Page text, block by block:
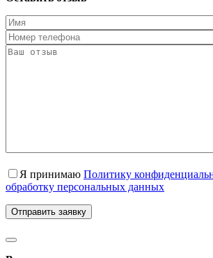
Я принимаю Политику
обработку персональных данных